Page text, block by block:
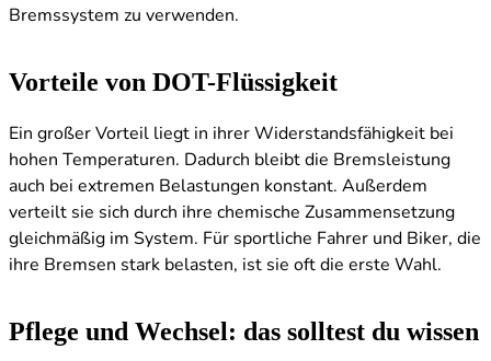
Bremssystem zu verwenden.
Vorteile von DOT-Flüssigkeit
Ein großer Vorteil liegt in ihrer Widerstandsfähigkeit bei
hohen Temperaturen. Dadurch bleibt die Bremsleistung
auch bei extremen Belastungen konstant. Außerdem
verteilt sie sich durch ihre chemische Zusammensetzung
gleichmäßig im System. Für sportliche Fahrer und Biker, die
ihre Bremsen stark belasten, ist sie oft die erste Wahl.
Pflege und Wechsel: das solltest du wissen